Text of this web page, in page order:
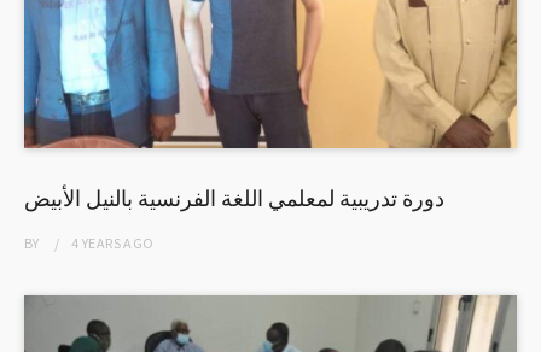
دورة تدريبية لمعلمي اللغة الفرنسية بالنيل الأبيض
BY 4 YEARSAGO